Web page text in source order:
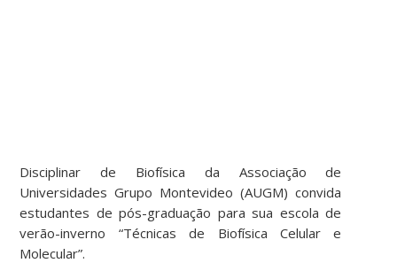
Disciplinar de Biofísica da Associação de
Universidades Grupo Montevideo (AUGM) convida
estudantes de pós-graduação para sua escola de
verão-inverno “Técnicas de Biofísica Celular e
Molecular”.